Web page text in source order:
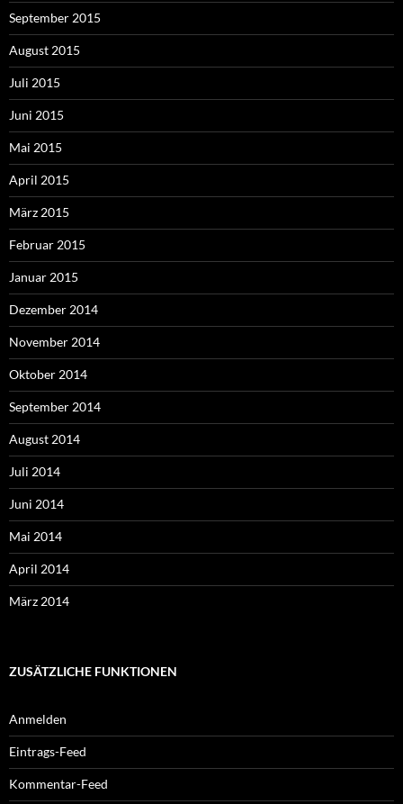
September 2015
August 2015
Juli 2015
Juni 2015
Mai 2015
April 2015
März 2015
Februar 2015
Januar 2015
Dezember 2014
November 2014
Oktober 2014
September 2014
August 2014
Juli 2014
Juni 2014
Mai 2014
April 2014
März 2014
ZUSÄTZLICHE FUNKTIONEN
Anmelden
Eintrags-Feed
Kommentar-Feed